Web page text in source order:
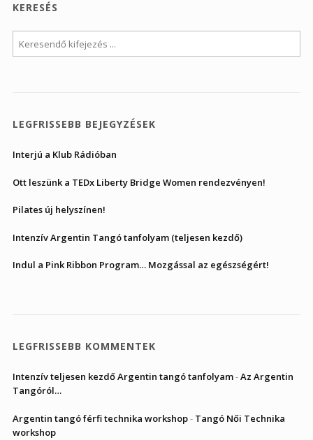
KERESÉS
LEGFRISSEBB BEJEGYZÉSEK
Interjú a Klub Rádióban
Ott leszünk a TEDx Liberty Bridge Women rendezvényen!
Pilates új helyszínen!
Intenzív Argentin Tangó tanfolyam (teljesen kezdő)
Indul a Pink Ribbon Program… Mozgással az egészségért!
LEGFRISSEBB KOMMENTEK
Intenzív teljesen kezdő Argentin tangó tanfolyam-Az Argentin
Tangóról…
Argentin tangó férfi technika workshop- Tangó Női Technika
workshop